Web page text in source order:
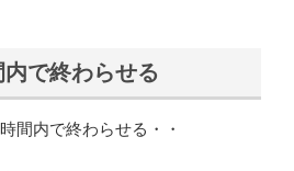
で終わらせる
間内で終わらせる・・